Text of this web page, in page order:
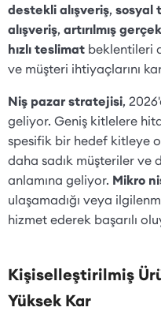
destekli alışveriş, sosyal
alışveriş, artırılmış
hızlı teslimat beklentileri
ve müşteri ihtiyaçlarını
Niş pazar stratejisi,
geliyor. Geniş kitlelere
spesifik bir hedef kitleye
daha sadık müşteriler ve
anlamına geliyor. Mikro
ulaşamadığı veya
hizmet ederek başarılı
Kişiselleştirilmiş
Yüksek Kar